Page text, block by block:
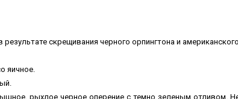
результате скрещивания черного орпингтона и
яичное.
рыхлое черное оперение с темно зеленым отливом.